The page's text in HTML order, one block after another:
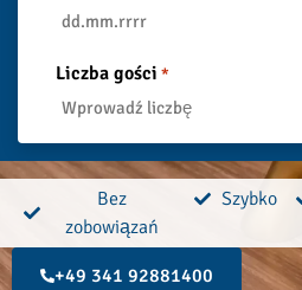
Liczba gości *
Bez
zobowiązań
Szybko
+49 341 92881400